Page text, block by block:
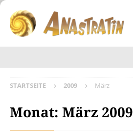
STARTSEITE 2009 März
Monat: März 2009